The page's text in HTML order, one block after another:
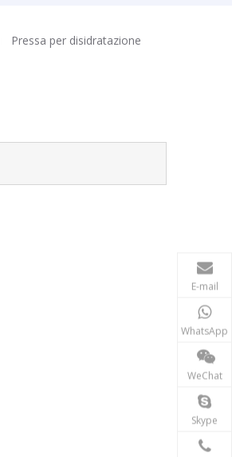
Pressa per disidratazione
E-mail
WhatsApp
WeChat
Skype